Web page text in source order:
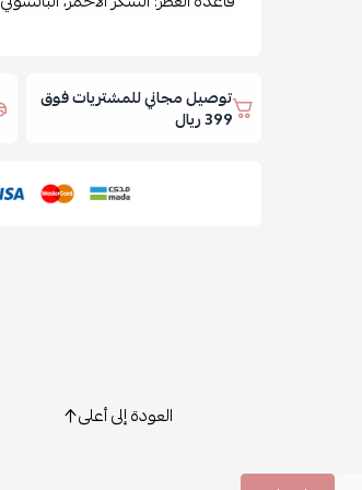
توصيل مجاني للمشتريات فوق
399 ريال
العودة إلى أعلى